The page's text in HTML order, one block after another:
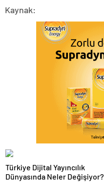
Kaynak:
Türkiye Dijital Yayıncılık
Dünyasında Neler Değişiyor?